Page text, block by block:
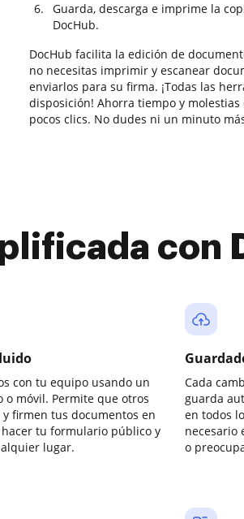
Guarda, descarga e imprime la
DocHub.
DocHub facilita la edición de
no necesitas imprimir y escanear
enviarlos para su firma. ¡Todas las
disposición! Ahorra tiempo y
pocos clics. No dudes ni un minuto
con
con tu equipo usando un
móvil. Permite que otros
firmen tus documentos en
tu formulario público y
lugar.
Cada
guarda
en todos
necesario
o